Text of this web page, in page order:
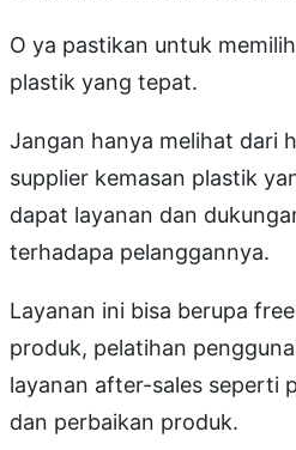
O ya pastikan untuk
plastik yang tepat.
Jangan hanya melihat dari
supplier kemasan plastik
dapat layanan dan
terhadapa pelanggannya.
Layanan ini bisa berupa
produk, pelatihan
layanan after-sales seperti
dan perbaikan produk.